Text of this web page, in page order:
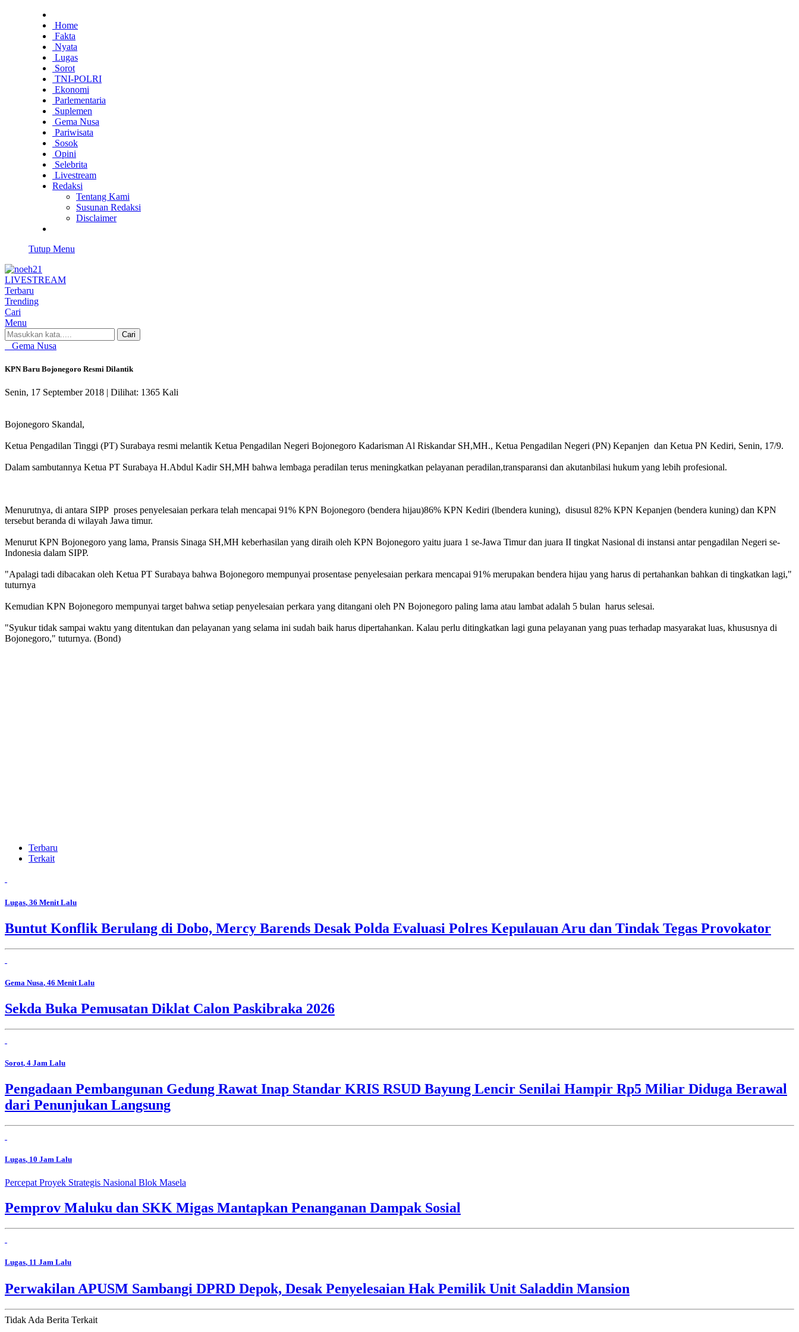
Home
Fakta
Nyata
Lugas
Sorot
TNI-POLRI
Ekonomi
Parlementaria
Suplemen
Gema Nusa
Pariwisata
Sosok
Opini
Selebrita
Livestream
Redaksi
Tentang Kami
Susunan Redaksi
Disclaimer
Tutup Menu
LIVESTREAM
Terbaru
Trending
Cari
Menu
Cari
Gema Nusa
KPN Baru Bojonegoro Resmi Dilantik
Senin, 17 September 2018 | Dilihat: 1365 Kali
Bojonegoro Skandal,
Ketua Pengadilan Tinggi (PT) Surabaya resmi melantik Ketua Pengadilan Negeri Bojonegoro Kadarisman Al Riskandar SH,MH., Ketua Pengadilan Negeri (PN) Kepanjen dan Ketua PN Kediri, Senin, 17/9.
Dalam sambutannya Ketua PT Surabaya H.Abdul Kadir SH,MH bahwa lembaga peradilan terus meningkatkan pelayanan peradilan,transparansi dan akutanbilasi hukum yang lebih profesional.
Menurutnya, di antara SIPP proses penyelesaian perkara telah mencapai 91% KPN Bojonegoro (bendera hijau)86% KPN Kediri (lbendera kuning), disusul 82% KPN Kepanjen (bendera kuning) dan KPN
tersebut beranda di wilayah Jawa timur.
Menurut KPN Bojonegoro yang lama, Pransis Sinaga SH,MH keberhasilan yang diraih oleh KPN Bojonegoro yaitu juara 1 se-Jawa Timur dan juara II tingkat Nasional di instansi antar pengadilan Negeri se-
Indonesia dalam SIPP.
"Apalagi tadi dibacakan oleh Ketua PT Surabaya bahwa Bojonegoro mempunyai prosentase penyelesaian perkara mencapai 91% merupakan bendera hijau yang harus di pertahankan bahkan di tingkatkan lagi,"
tuturnya
Kemudian KPN Bojonegoro mempunyai target bahwa setiap penyelesaian perkara yang ditangani oleh PN Bojonegoro paling lama atau lambat adalah 5 bulan harus selesai.
"Syukur tidak sampai waktu yang ditentukan dan pelayanan yang selama ini sudah baik harus dipertahankan. Kalau perlu ditingkatkan lagi guna pelayanan yang puas terhadap masyarakat luas, khususnya di
Bojonegoro," tuturnya. (Bond)
Terbaru
Terkait
Lugas, 36 Menit Lalu
Buntut Konflik Berulang di Dobo, Mercy Barends Desak Polda Evaluasi Polres Kepulauan Aru dan Tindak Tegas Provokator
Gema Nusa, 46 Menit Lalu
Sekda Buka Pemusatan Diklat Calon Paskibraka 2026
Sorot, 4 Jam Lalu
Pengadaan Pembangunan Gedung Rawat Inap Standar KRIS RSUD Bayung Lencir Senilai Hampir Rp5 Miliar Diduga Berawal
dari Penunjukan Langsung
Lugas, 10 Jam Lalu
Percepat Proyek Strategis Nasional Blok Masela
Pemprov Maluku dan SKK Migas Mantapkan Penanganan Dampak Sosial
Lugas, 11 Jam Lalu
Perwakilan APUSM Sambangi DPRD Depok, Desak Penyelesaian Hak Pemilik Unit Saladdin Mansion
Tidak Ada Berita Terkait